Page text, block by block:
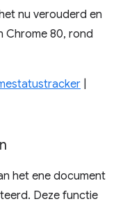
nu verouderd en
Chrome 80, rond
het ene document
Deze functie